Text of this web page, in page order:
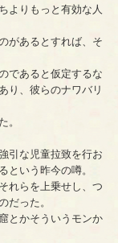
よりもっと有効な人
があるとすれば、そ
であると仮定するな
り、彼らのナワバリ
。
引な児童拉致を行お
という昨今の噂。
れらを上乗せし、つ
だった。
とかそういうモンか